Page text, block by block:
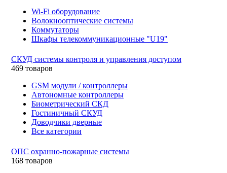
Wi-Fi оборудование
Волокнооптические системы
Коммутаторы
Шкафы телекоммуникационные "U19"
СКУД системы контроля и управления доступом
469 товаров
GSM модули / контроллеры
Автономные контроллеры
Биометрический СКД
Гостиничный СКУД
Доводчики дверные
Все категории
ОПС охранно-пожарные системы
168 товаров